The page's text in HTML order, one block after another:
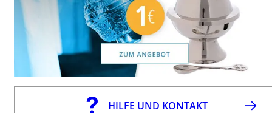
HILFE UND KONTAKT